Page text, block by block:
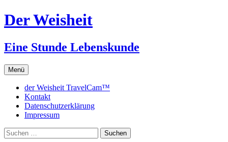
Zum
Inhalt
Der Weisheit
Eine Stunde Lebenskunde
Menü
der Weisheit TravelCam™
Kontakt
Datenschutzerklärung
Impressum
Suchen